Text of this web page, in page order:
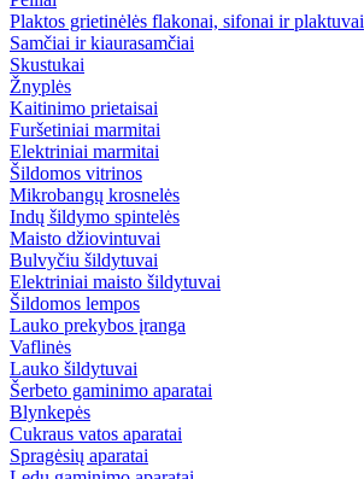
Plaktos grietinėlės flakonai, sifonai ir plaktuvai
Samčiai ir kiaurasamčiai
Skustukai
Žnyplės
Kaitinimo prietaisai
Furšetiniai marmitai
Elektriniai marmitai
Šildomos vitrinos
Mikrobangų krosnelės
Indų šildymo spintelės
Maisto džiovintuvai
Bulvyčiu šildytuvai
Elektriniai maisto šildytuvai
Šildomos lempos
Lauko prekybos įranga
Vaflinės
Lauko šildytuvai
Šerbeto gaminimo aparatai
Blynkepės
Cukraus vatos aparatai
Spragėsių aparatai